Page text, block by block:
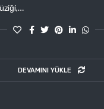
DEVAMINI YÜKLE